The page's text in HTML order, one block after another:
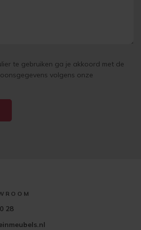
te gebruiken ga je akkoord met de
volgens onze
28